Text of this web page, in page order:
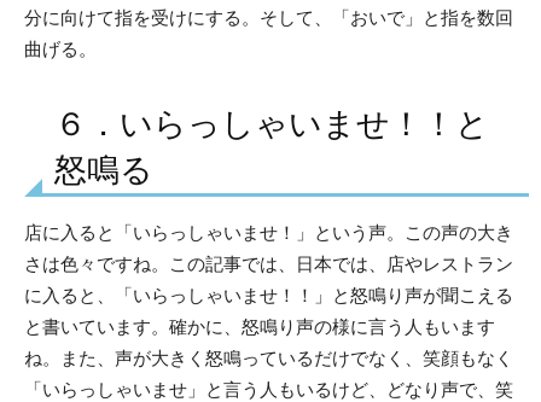
分に向けて指を受けにする。そして、「おいで」と指を数回
曲げる。
６．いらっしゃいませ！！と
怒鳴る
店に入ると「いらっしゃいませ！」という声。この声の大き
さは色々ですね。この記事では、日本では、店やレストラン
に入ると、「いらっしゃいませ！！」と怒鳴り声が聞こえる
と書いています。確かに、怒鳴り声の様に言う人もいます
ね。また、声が大きく怒鳴っているだけでなく、笑顔もなく
「いらっしゃいませ」と言う人もいるけど、どなり声で、笑